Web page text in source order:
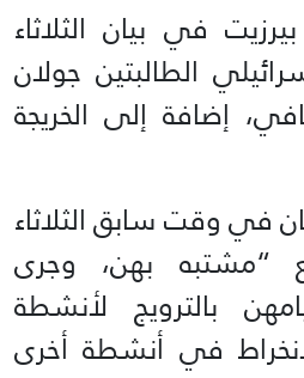
في بيان الثلاثاء
الطالبتين جولان
إضافة إلى الخريجة
في وقت سابق الثلاثاء
“مشتبه بهن، وجرى
بالترويج لأنشطة
في أنشطة أخرى